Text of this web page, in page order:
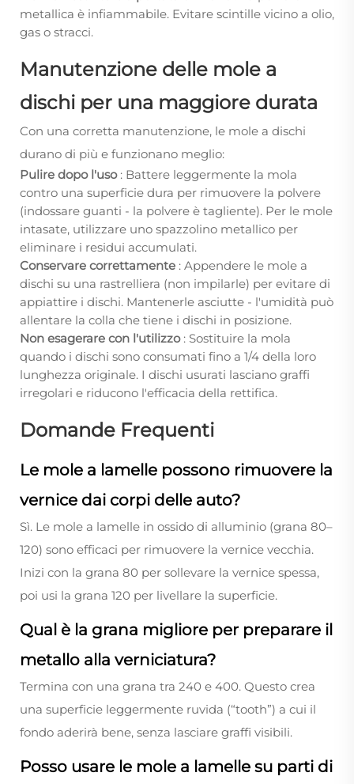
metallica è infiammabile. Evitare scintille vicino a olio,
gas o stracci.
Manutenzione delle mole a
dischi per una maggiore durata
Con una corretta manutenzione, le mole a dischi
durano di più e funzionano meglio:
Pulire dopo l'uso : Battere leggermente la mola
contro una superficie dura per rimuovere la polvere
(indossare guanti - la polvere è tagliente). Per le mole
intasate, utilizzare uno spazzolino metallico per
eliminare i residui accumulati.
Conservare correttamente : Appendere le mole a
dischi su una rastrelliera (non impilarle) per evitare di
appiattire i dischi. Mantenerle asciutte - l'umidità può
allentare la colla che tiene i dischi in posizione.
Non esagerare con l'utilizzo : Sostituire la mola
quando i dischi sono consumati fino a 1/4 della loro
lunghezza originale. I dischi usurati lasciano graffi
irregolari e riducono l'efficacia della rettifica.
Domande Frequenti
Le mole a lamelle possono rimuovere la
vernice dai corpi delle auto?
Sì. Le mole a lamelle in ossido di alluminio (grana 80–
120) sono efficaci per rimuovere la vernice vecchia.
Inizi con la grana 80 per sollevare la vernice spessa,
poi usi la grana 120 per livellare la superficie.
Qual è la grana migliore per preparare il
metallo alla verniciatura?
Termina con una grana tra 240 e 400. Questo crea
una superficie leggermente ruvida (“tooth”) a cui il
fondo aderirà bene, senza lasciare graffi visibili.
Posso usare le mole a lamelle su parti di